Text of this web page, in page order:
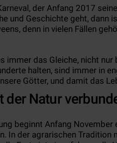
der Anfang 2017
und Geschichte geht, dann
denn in vielen Fällen
immer das Gleiche, nicht nur
halten, sind immer in
Götter, und damit das
der Natur
beginnt Anfang November
In der agrarischen Tradition